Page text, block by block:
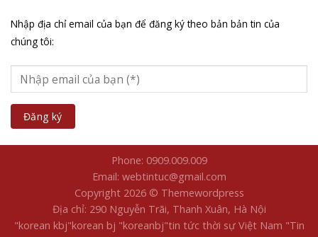
Nhập địa chỉ email của bạn để đăng ký theo bản bản tin của
chúng tôi:
Phone: 0909.009.009
Email: webtintuc@gmail.com
Copyright 2026 © Themewordpress
Địa chỉ: 290 Nguyễn Trãi, Thanh Xuân, Hà Nội
"korean kbj​"korean bj "koreanbj​"tin tức thời sự Việt Nam "Tin